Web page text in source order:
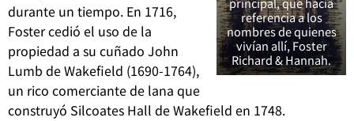
referencia a los
nombres de quienes
vivían allí, Foster
Richard & Hannah.
durante un tiempo. En 1716,
Foster cedió el uso de la
propiedad a su cuñado John
Lumb de Wakefield (1690-1764),
un rico comerciante de lana que
construyó Silcoates Hall de Wakefield en 1748.